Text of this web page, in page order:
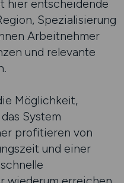
hier entscheidende
Spezialisierung
Arbeitnehmer
und relevante
Möglichkeit,
System
profitieren von
und einer